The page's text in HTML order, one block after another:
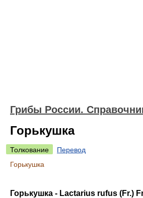
Грибы России.
Горькушка
Толкование
Перевод
Горькушка
Горькушка - Lactarius rufus (Fr.)